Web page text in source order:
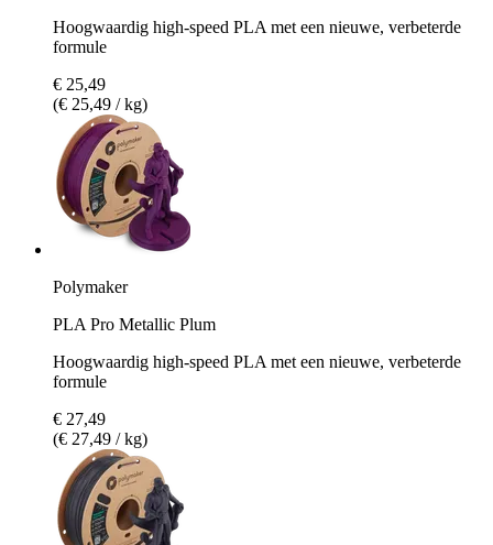
Hoogwaardig high-speed PLA met een nieuwe, verbeterde
formule
€ 25,49
(€ 25,49 / kg)
Polymaker
PLA Pro Metallic Plum
Hoogwaardig high-speed PLA met een nieuwe, verbeterde
formule
€ 27,49
(€ 27,49 / kg)